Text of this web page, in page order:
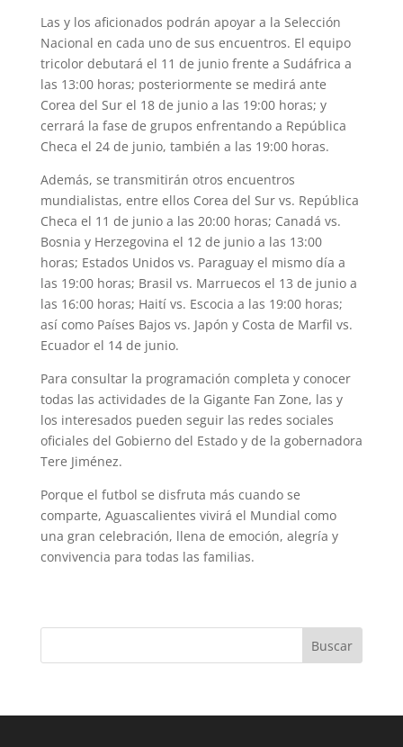
Las y los aficionados podrán apoyar a la Selección
Nacional en cada uno de sus encuentros. El equipo
tricolor debutará el 11 de junio frente a Sudáfrica a
las 13:00 horas; posteriormente se medirá ante
Corea del Sur el 18 de junio a las 19:00 horas; y
cerrará la fase de grupos enfrentando a República
Checa el 24 de junio, también a las 19:00 horas.
Además, se transmitirán otros encuentros
mundialistas, entre ellos Corea del Sur vs. República
Checa el 11 de junio a las 20:00 horas; Canadá vs.
Bosnia y Herzegovina el 12 de junio a las 13:00
horas; Estados Unidos vs. Paraguay el mismo día a
las 19:00 horas; Brasil vs. Marruecos el 13 de junio a
las 16:00 horas; Haití vs. Escocia a las 19:00 horas;
así como Países Bajos vs. Japón y Costa de Marfil vs.
Ecuador el 14 de junio.
Para consultar la programación completa y conocer
todas las actividades de la Gigante Fan Zone, las y
los interesados pueden seguir las redes sociales
oficiales del Gobierno del Estado y de la gobernadora
Tere Jiménez.
Porque el futbol se disfruta más cuando se
comparte, Aguascalientes vivirá el Mundial como
una gran celebración, llena de emoción, alegría y
convivencia para todas las familias.
Buscar